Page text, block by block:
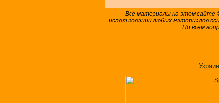
Все материалы на этом сайте
использовании любых материалов
По всем